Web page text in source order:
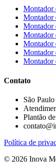
Montador
Montador
Montador
Montador
Montador
Montador
Montador
Contato
São
Plantão
Política de
© 2026 Inova